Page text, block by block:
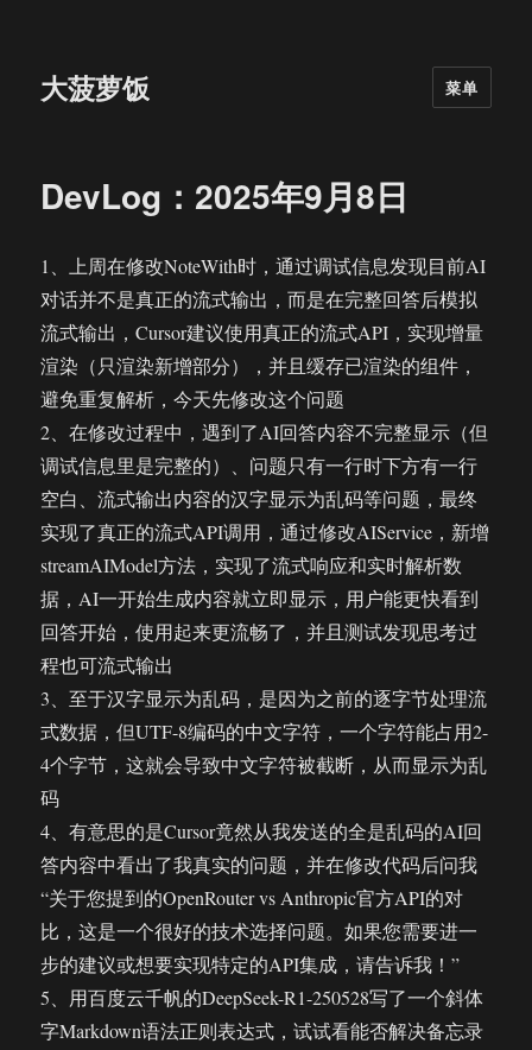
大菠萝饭 菜单
DevLog：2025年9月8日
1、上周在修改NoteWith时，通过调试信息发现目前AI
对话并不是真正的流式输出，而是在完整回答后模拟
流式输出，Cursor建议使用真正的流式API，实现增量
渲染（只渲染新增部分），并且缓存已渲染的组件，
避免重复解析，今天先修改这个问题
2、在修改过程中，遇到了AI回答内容不完整显示（但
调试信息里是完整的）、问题只有一行时下方有一行
空白、流式输出内容的汉字显示为乱码等问题，最终
实现了真正的流式API调用，通过修改AIService，新增
streamAIModel方法，实现了流式响应和实时解析数
据，AI一开始生成内容就立即显示，用户能更快看到
回答开始，使用起来更流畅了，并且测试发现思考过
程也可流式输出
3、至于汉字显示为乱码，是因为之前的逐字节处理流
式数据，但UTF-8编码的中文字符，一个字符能占用2-
4个字节，这就会导致中文字符被截断，从而显示为乱
码
4、有意思的是Cursor竟然从我发送的全是乱码的AI回
答内容中看出了我真实的问题，并在修改代码后问我
“关于您提到的OpenRouter vs Anthropic官方API的对
比，这是一个很好的技术选择问题。如果您需要进一
步的建议或想要实现特定的API集成，请告诉我！”
5、用百度云千帆的DeepSeek-R1-250528写了一个斜体
字Markdown语法正则表达式，试试看能否解决备忘录